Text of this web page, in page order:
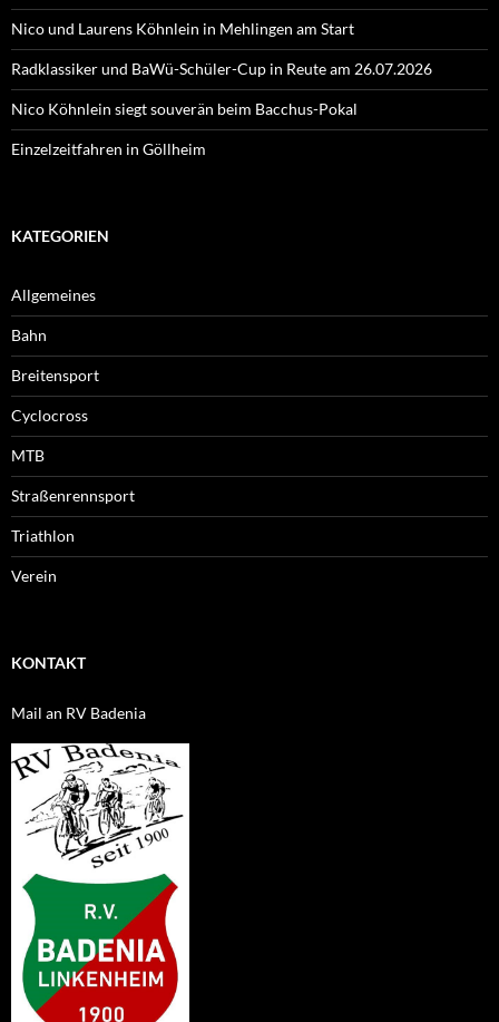
Nico und Laurens Köhnlein in Mehlingen am Start
Radklassiker und BaWü-Schüler-Cup in Reute am 26.07.2026
Nico Köhnlein siegt souverän beim Bacchus-Pokal
Einzelzeitfahren in Göllheim
KATEGORIEN
Allgemeines
Bahn
Breitensport
Cyclocross
MTB
Straßenrennsport
Triathlon
Verein
KONTAKT
Mail an RV Badenia